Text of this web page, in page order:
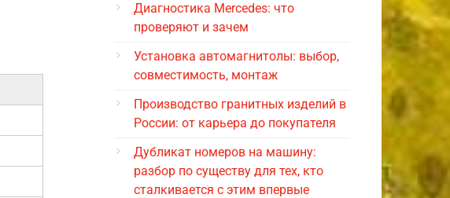
Диагностика Mercedes: что
проверяют и зачем
Установка автомагнитолы: выбор,
совместимость, монтаж
Производство гранитных изделий в
России: от карьера до покупателя
Дубликат номеров на машину:
разбор по существу для тех, кто
сталкивается с этим впервые